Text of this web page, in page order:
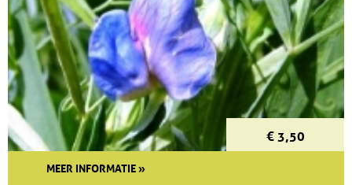
€ 3,50
MEER INFORMATIE »